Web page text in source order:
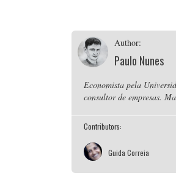
Author:
Paulo Nunes
Economista pela
consultor de empresas.
Contributors:
Guida Correia